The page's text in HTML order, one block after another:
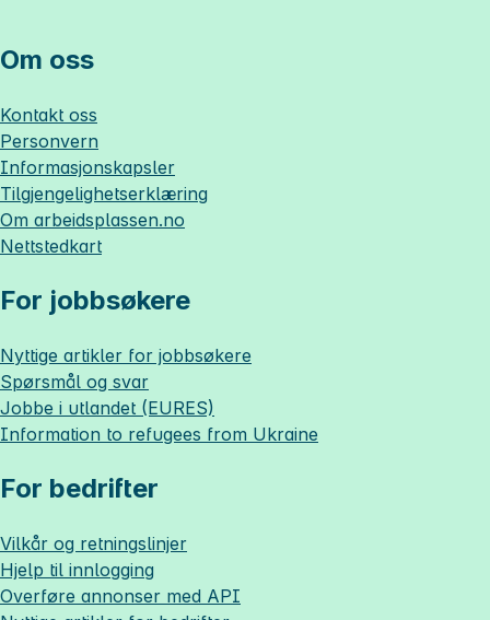
Om oss
Kontakt oss
Personvern
Informasjonskapsler
Tilgjengelighetserklæring
Om arbeidsplassen.no
Nettstedkart
For jobbsøkere
Nyttige artikler for jobbsøkere
Spørsmål og svar
Jobbe i utlandet (EURES)
Information to refugees from Ukraine
For bedrifter
Vilkår og retningslinjer
Hjelp til innlogging
Overføre annonser med API